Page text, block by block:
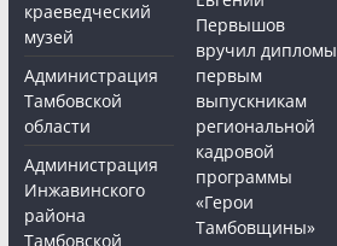
краеведческий
музей
Администрация
Тамбовской
области
Администрация
Инжавинского
района
Тамбовской
Первышов
вручил дипломы
первым
выпускникам
региональной
кадровой
программы
«Герои
Тамбовщины»